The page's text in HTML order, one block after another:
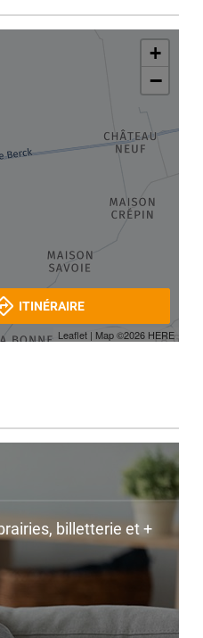
+
−
Leaflet | Map ©2026 HERE
ITINÉRAIRE
billetterie et +